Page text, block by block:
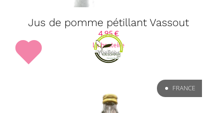
Jus de pomme pétillant Vassout
4,95€
La bouteille
Yvelines
FRANCE